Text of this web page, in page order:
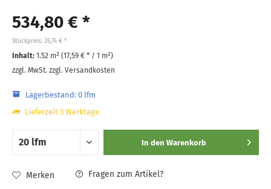
534,80 € *
Stückpreis: 26,74 € *
Inhalt: 1.52 m² (17,59 € * / 1 m²)
zzgl. MwSt. zzgl. Versandkosten
Lagerbestand: 0 lfm
Lieferzeit 3 Werktage
In den Warenkorb
Merken Fragen zum Artikel?